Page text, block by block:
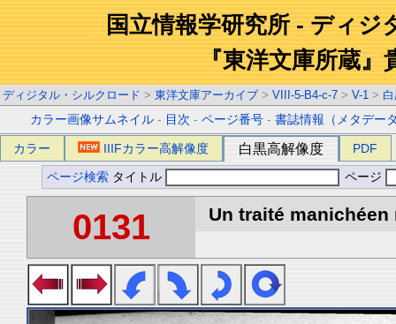
国立情報学研究所 - ディジ
『東洋文庫所蔵』
ディジタル・シルクロード > 東洋文庫アーカイブ > VIII-5-B4-c-7 > V-1 >
カラー画像サムネイル - 目次 -ページ番号 -書誌情報（メタデー
カラー IIIFカラー高解像度 白黒高解像度 PDF
ページ検索 タイトル ページ
0131 Un traité